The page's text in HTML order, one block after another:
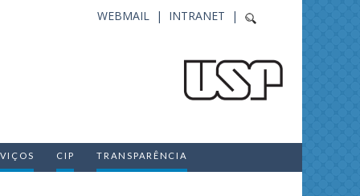
INTRANET |
WEBMAIL |
CIP TRANSPARÊNCIA